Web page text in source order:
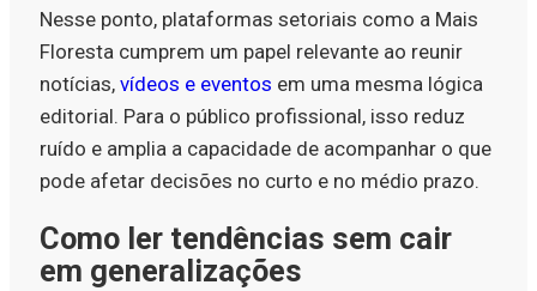
Nesse ponto, plataformas setoriais como a Mais
Floresta cumprem um papel relevante ao reunir
notícias, vídeos e eventos em uma mesma lógica
editorial. Para o público profissional, isso reduz
ruído e amplia a capacidade de acompanhar o que
pode afetar decisões no curto e no médio prazo.
Como ler tendências sem cair
em generalizações